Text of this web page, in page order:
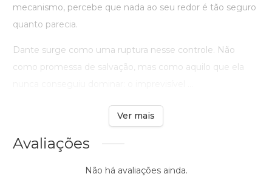
mecanismo, percebe que nada ao seu redor é tão seguro
quanto parecia.
Dante surge como uma ruptura nesse controle. Não
como promessa de salvação, mas como aquilo que ela
Ver mais
Avaliações
Não há avaliações ainda.